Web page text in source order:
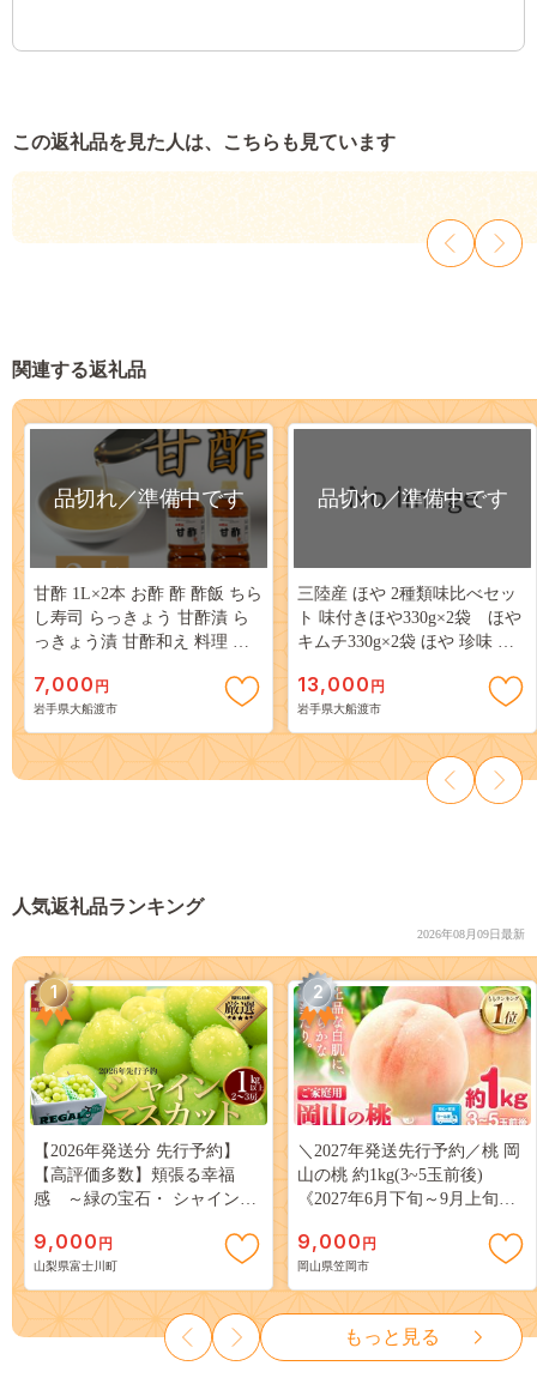
この返礼品を見た人は、こちらも見ています
関連する返礼品
品切れ／準備中です
甘酢 1L×2本 お酢 酢 酢飯 ちら
し寿司 らっきょう 甘酢漬 ら
っきょう漬 甘酢和え 料理 調
る かける 漬ける 酢の素 ビネ
ガー vinegar 水野醤油 大船渡
大船渡市 三陸 岩手県 国産
7,000 円
岩手県大船渡市
品切れ／準備中です
三陸産 ほや 2種類味比べセッ
ト 味付きほや330g×2袋 ほや
キムチ330g×2袋 ほや 珍味 お
産 岩手県三陸産 [kairaku010]
13,000 円
岩手県大船渡市
人気返礼品ランキング
2026年08月09日最新
1
【2026年発送分 先行予約】
【高評価多数】頬張る幸福
感 ～緑の宝石・ シャインマ
３房） フルーツ 山梨県産 果
物 くだもの シャイン マスカ
ット ぶどう ブドウ 葡萄 大粒
種なし 先行予約 富士川町
10000円 一万円 9000円 九千円
9,000 円
山梨県富士川町
2
＼2027年発送先行予約／桃 岡
山の桃 約1kg(3~5玉前後)
《2027年6月下旬～9月上旬頃
岡山 はくとう スイーツ フル
ーツ 果物 デザート 旬 モモ も
も 先行予約 送料無料 果物 岡
山県 笠岡市 清水白桃 白鳳 白
麗 クール便---
kasaoka_zsy_419_100---
9,000 円
岡山県笠岡市
もっと見る